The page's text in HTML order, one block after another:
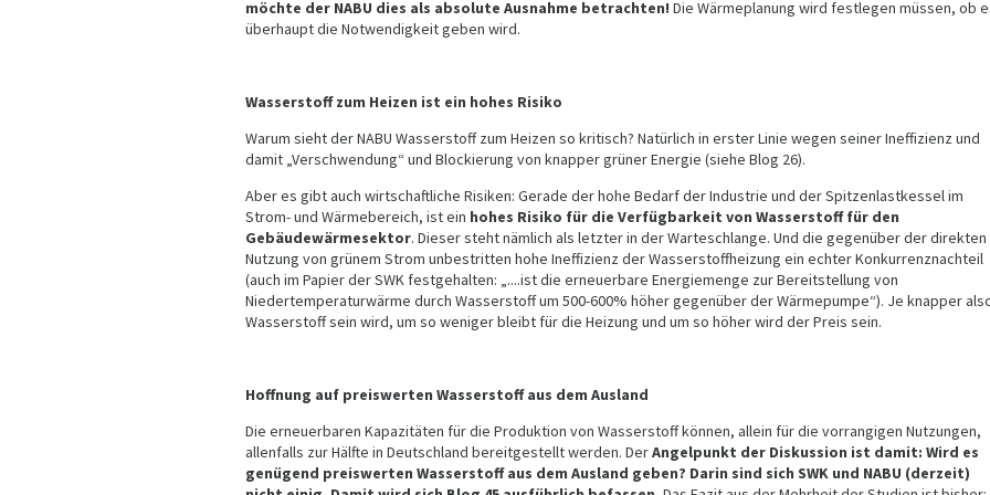
möchte der NABU dies als absolute Ausnahme betrachten! Die Wärmeplanung wird festlegen müssen, ob
überhaupt die Notwendigkeit geben wird.
Wasserstoff zum Heizen ist ein hohes Risiko
Warum sieht der NABU Wasserstoff zum Heizen so kritisch? Natürlich in erster Linie wegen seiner Ineffizienz und
damit „Verschwendung“ und Blockierung von knapper grüner Energie (siehe Blog 26).
Aber es gibt auch wirtschaftliche Risiken: Gerade der hohe Bedarf der Industrie und der Spitzenlastkessel im
Strom- und Wärmebereich, ist ein hohes Risiko für die Verfügbarkeit von Wasserstoff für den
Gebäudewärmesektor. Dieser steht nämlich als letzter in der Warteschlange. Und die gegenüber der direkten
Nutzung von grünem Strom unbestritten hohe Ineffizienz der Wasserstoffheizung ein echter Konkurrenznachteil
(auch im Papier der SWK festgehalten: „....ist die erneuerbare Energiemenge zur Bereitstellung von
Niedertemperaturwärme durch Wasserstoff um 500-600% höher gegenüber der Wärmepumpe“). Je knapper
Wasserstoff sein wird, um so weniger bleibt für die Heizung und um so höher wird der Preis sein.
Hoffnung auf preiswerten Wasserstoff aus dem Ausland
Die erneuerbaren Kapazitäten für die Produktion von Wasserstoff können, allein für die vorrangigen Nutzungen,
allenfalls zur Hälfte in Deutschland bereitgestellt werden. DerAngelpunkt der Diskussion ist damit: Wird es
genügend preiswerten Wasserstoff aus dem Ausland geben? Darin sind sich SWK und NABU (derzeit)